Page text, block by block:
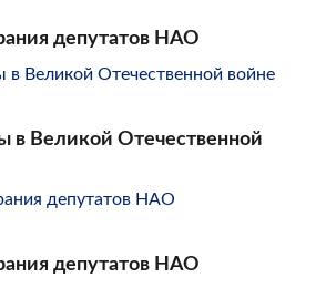
депутатов НАО
в Великой Отечественной
депутатов НАО